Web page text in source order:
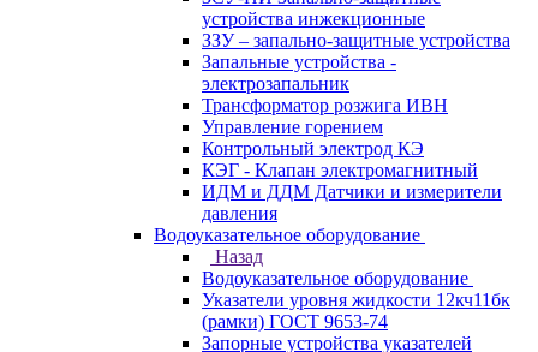
устройства инжекционные
ЗЗУ – запально-защитные устройства
Запальные устройства -
электрозапальник
Трансформатор розжига ИВН
Управление горением
Контрольный электрод КЭ
КЭГ - Клапан электромагнитный
ИДМ и ДДМ Датчики и измерители
давления
Водоуказательное оборудование
Назад
Водоуказательное оборудование
Указатели уровня жидкости 12кч11бк
(рамки) ГОСТ 9653-74
Запорные устройства указателей